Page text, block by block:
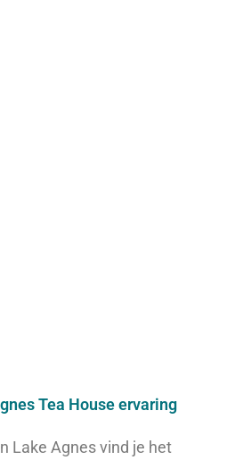
Tea House ervaring
Lake Agnes vind je het